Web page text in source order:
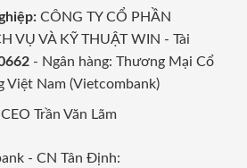
CÔNG TY CỔ PHẦN
VỤ VÀ KỸ THUẬT WIN - Tài
- Ngân hàng: Thương Mại Cổ
Việt Nam (Vietcombank)
CEO Trần Văn Lãm
- CN Tân Định: